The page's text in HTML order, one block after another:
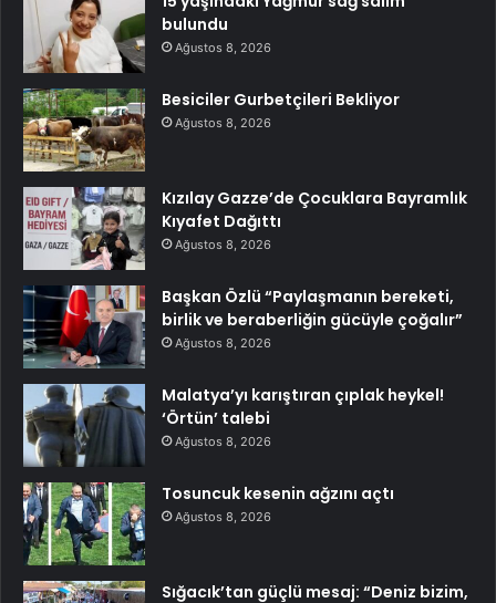
bulundu
Ağustos 8, 2026
Besiciler Gurbetçileri Bekliyor
Ağustos 8, 2026
Kızılay Gazze’de Çocuklara Bayramlık
Kıyafet Dağıttı
Ağustos 8, 2026
Başkan Özlü “Paylaşmanın bereketi,
birlik ve beraberliğin gücüyle çoğalır”
Ağustos 8, 2026
Malatya’yı karıştıran çıplak heykel!
‘Örtün’ talebi
Ağustos 8, 2026
Tosuncuk kesenin ağzını açtı
Ağustos 8, 2026
Sığacık’tan güçlü mesaj: “Deniz bizim,